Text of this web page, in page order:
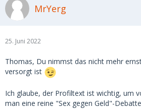
MrYerg
25. Juni 2022
Thomas, Du nimmst das nicht mehr
versorgt ist
Ich glaube, der Profiltext ist wichtig, um
man eine reine "Sex gegen Geld"-